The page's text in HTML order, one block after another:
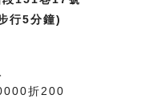
行5分鐘)
折200